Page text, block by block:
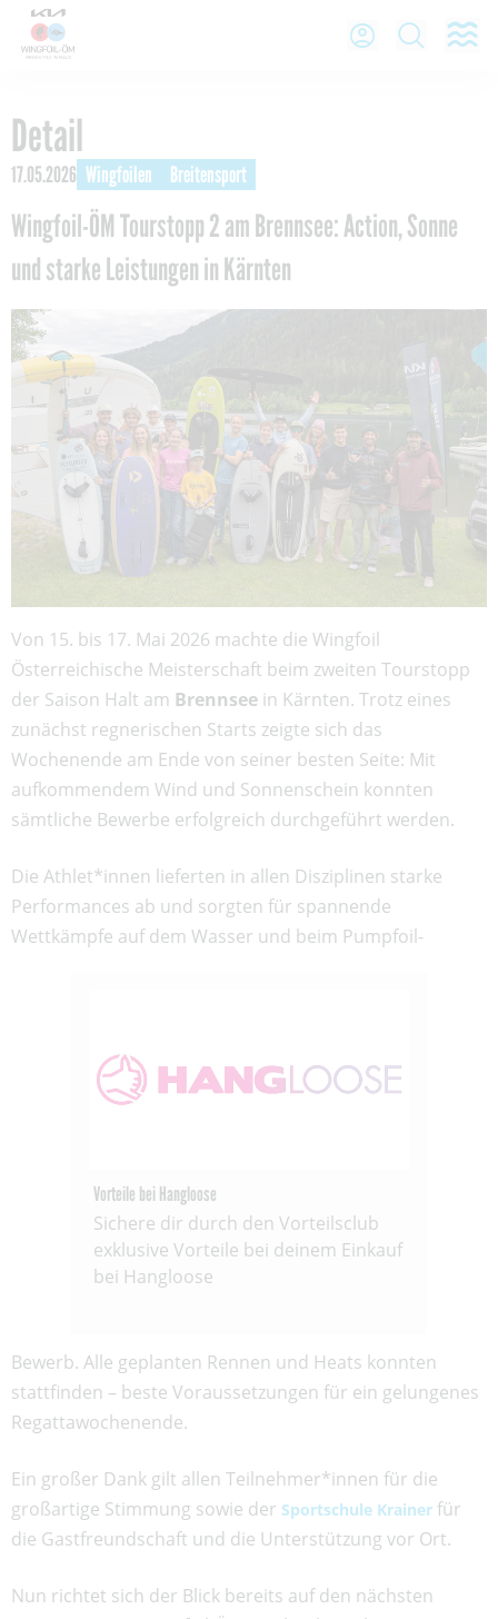
Open
Detail
17.05.2026 Wingfoilen Breitensport
Wingfoil-ÖM Tourstopp 2 am Brennsee: Action, Sonne
und starke Leistungen in Kärnten
Vorteile bei Hangloose
Sichere dir durch den Vorteilsclub
exklusive Vorteile bei deinem Einkauf
bei Hangloose
Von 15. bis 17. Mai 2026 machte die Wingfoil
Österreichische Meisterschaft beim zweiten Tourstopp
der Saison Halt am Brennsee in Kärnten. Trotz eines
zunächst regnerischen Starts zeigte sich das
Wochenende am Ende von seiner besten Seite: Mit
aufkommendem Wind und Sonnenschein konnten
sämtliche Bewerbe erfolgreich durchgeführt werden.
Die Athlet*innen lieferten in allen Disziplinen starke
Performances ab und sorgten für spannende
Wettkämpfe auf dem Wasser und beim Pumpfoil-
Bewerb. Alle geplanten Rennen und Heats konnten
stattfinden – beste Voraussetzungen für ein gelungenes
Regattawochenende.
Ein großer Dank gilt allen Teilnehmer*innen für die
großartige Stimmung sowie der Sportschule Krainer für
die Gastfreundschaft und die Unterstützung vor Ort.
Nun richtet sich der Blick bereits auf den nächsten